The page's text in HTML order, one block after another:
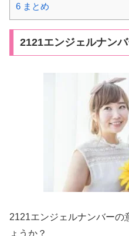
6 まとめ
2121エンジェルナン
2121エンジェルナンバーの
ょうか？